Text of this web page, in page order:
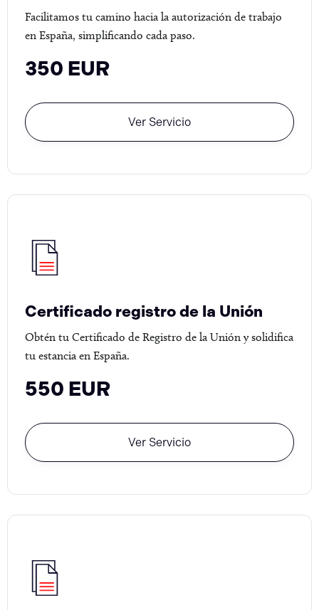
Facilitamos tu camino hacia la autorización de trabajo
en España, simplificando cada paso.
350 EUR
Ver Servicio
Certificado registro de la Unión
Obtén tu Certificado de Registro de la Unión y solidifica
tu estancia en España.
550 EUR
Ver Servicio